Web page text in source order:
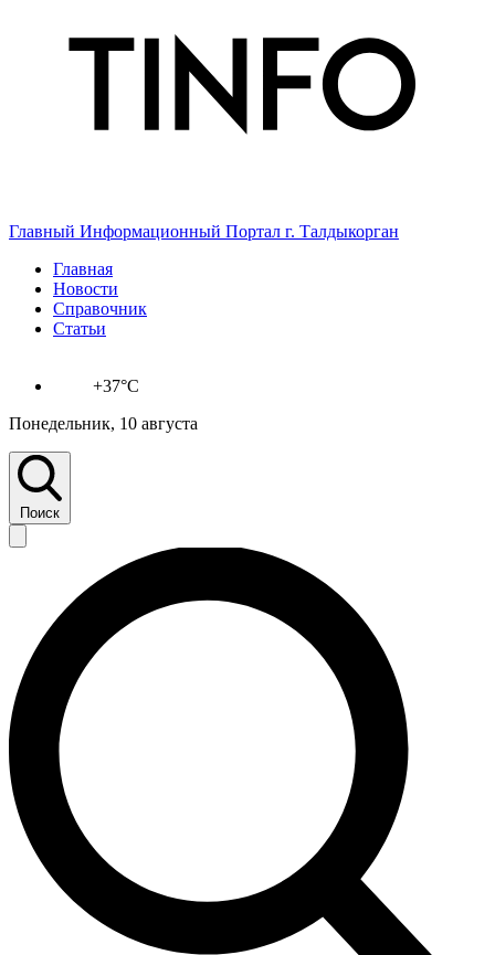
Главный Информационный Портал г. Талдыкорган
Главная
Новости
Справочник
Статьи
+37°C
Понедельник, 10 августа
Поиск